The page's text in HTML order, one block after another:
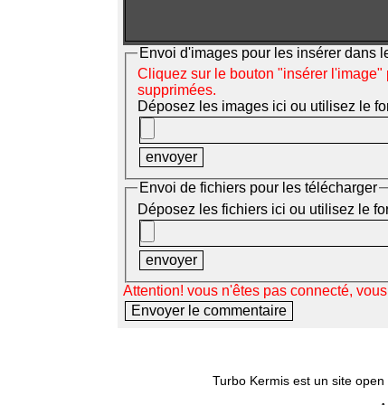
Envoi d'images pour les insérer dans
Cliquez sur le bouton "insérer
supprimées.
Déposez les images ici ou utilisez le
Envoi de fichiers pour les télécharger
Déposez les fichiers ici ou utilisez le
Attention! vous n'êtes pas connecté,
Turbo Kermis est un site